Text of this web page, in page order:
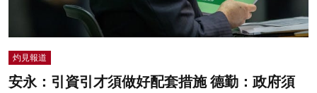
灼見報道
安永：引資引才須做好配套措施 德勤：政府須